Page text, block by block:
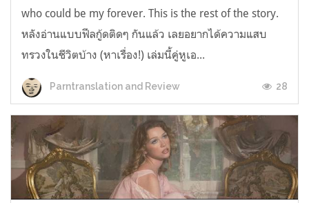
who could be my forever. This is the rest of the story.
หลังอ่านแบบฟีลกู้ดติดๆ กันแล้ว เลยอยากได้ความแสบ
ทรวงในชีวิตบ้าง (หาเรื่อง!) เล่มนี้คู่หูเอ...
Parntranslation and Review 28